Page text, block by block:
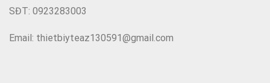
SĐT: 0923283003
Email: thietbiyteaz130591@gmail.com